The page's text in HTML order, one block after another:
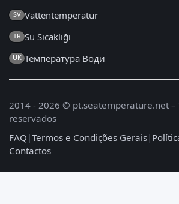
SV Vattentemperatur
TR Su Sıcaklığı
UK Температура Води
2014 - 2026 © pt.seatemperature.net –
reservados
FAQ |Termos e Condições Gerais|
Contactos